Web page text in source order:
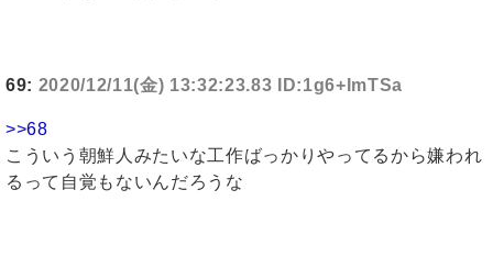
69: 2020/12/11(金) 13:32:23.83 ID:1g6+ImTSa
>>68
こういう朝鮮人みたいな工作ばっかりやってるから嫌われ
るって自覚もないんだろうな